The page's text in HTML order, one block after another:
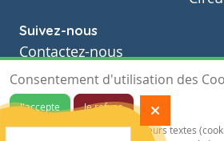
Suivez-nous
Contactez-nous
Soutien scolaire
Notre page Facebook
S'inscrire à notre newsletter
Consentement d'utilisation des
J'accepte
Je refuse
Notre site sauvegarde des traceurs textes